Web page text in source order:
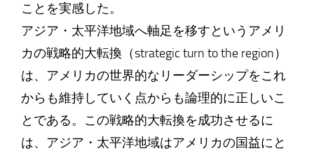
ことを実感した。
アジア・太平洋地域へ軸足を移すというアメリ
カの戦略的大転換（strategic turn to the region）
は、アメリカの世界的なリーダーシップをこれ
からも維持していく点からも論理的に正しいこ
とである。この戦略的大転換を成功させるに
は、アジア・太平洋地域はアメリカの国益にと